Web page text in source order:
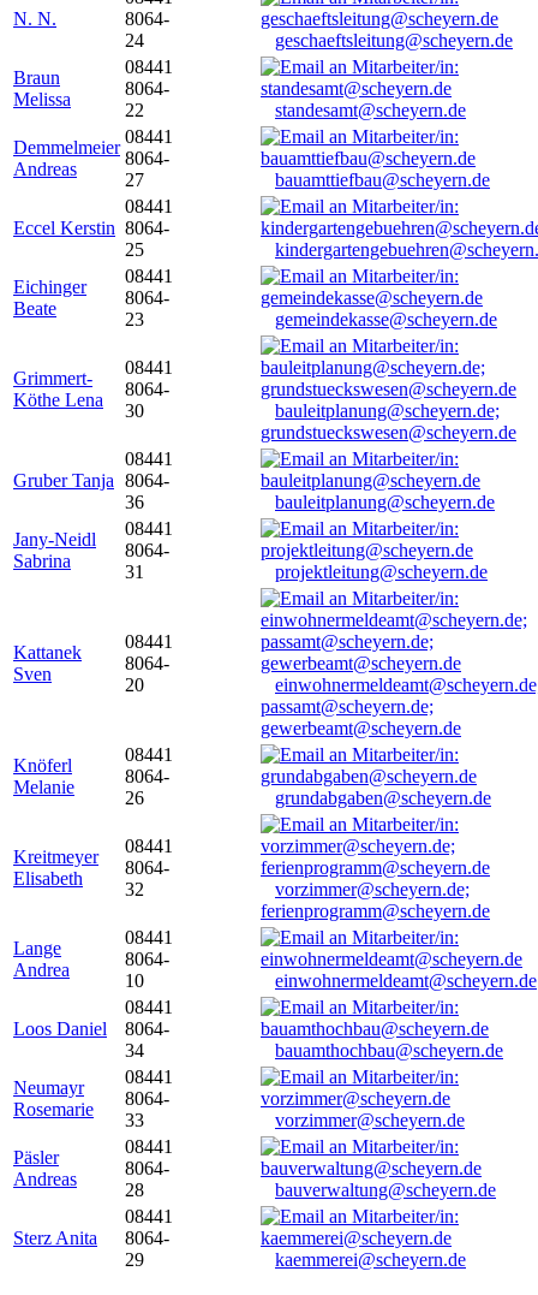
N. N.
8064-
24
geschaeftsleitung@scheyern.de
Braun
Melissa
08441
8064-
22
standesamt@scheyern.de
Demmelmeier
Andreas
08441
8064-
27
bauamttiefbau@scheyern.de
Eccel Kerstin
08441
8064-
25
Eichinger
Beate
08441
8064-
23
gemeindekasse@scheyern.de
Grimmert-
Köthe Lena
08441
8064-
30
bauleitplanung@scheyern.de;
grundstueckswesen@scheyern.de
Gruber Tanja
08441
8064-
36
bauleitplanung@scheyern.de
Jany-Neidl
Sabrina
08441
8064-
31
projektleitung@scheyern.de
Kattanek
Sven
08441
8064-
20
passamt@scheyern.de;
gewerbeamt@scheyern.de
Knöferl
Melanie
08441
8064-
26
grundabgaben@scheyern.de
Kreitmeyer
Elisabeth
08441
8064-
32
vorzimmer@scheyern.de;
ferienprogramm@scheyern.de
Lange
Andrea
08441
8064-
10
einwohnermeldeamt@scheyern.de
Loos Daniel
08441
8064-
34
bauamthochbau@scheyern.de
Neumayr
Rosemarie
08441
8064-
33
vorzimmer@scheyern.de
Päsler
Andreas
08441
8064-
28
bauverwaltung@scheyern.de
Sterz Anita
08441
8064-
29
kaemmerei@scheyern.de